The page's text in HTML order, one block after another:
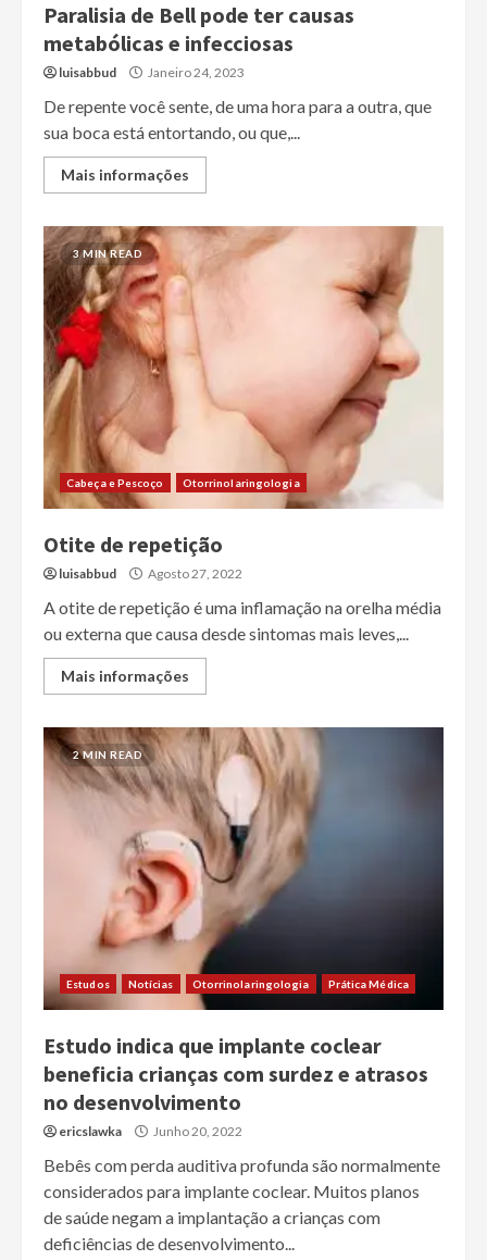
Paralisia de Bell pode ter causas
metabólicas e infecciosas
luisabbud Janeiro 24, 2023
De repente você sente, de uma hora para a outra, que
sua boca está entortando, ou que,...
Mais informações
3 MIN READ
Cabeça e Pescoço Otorrinolaringologia
Otite de repetição
luisabbud Agosto 27, 2022
A otite de repetição é uma inflamação na orelha média
ou externa que causa desde sintomas mais leves,...
Mais informações
2 MIN READ
Estudos Notícias Otorrinolaringologia Prática Médica
Estudo indica que implante coclear
beneficia crianças com surdez e atrasos
no desenvolvimento
ericslawka Junho 20, 2022
Bebês com perda auditiva profunda são normalmente
considerados para implante coclear. Muitos planos
de saúde negam a implantação a crianças com
deficiências de desenvolvimento...